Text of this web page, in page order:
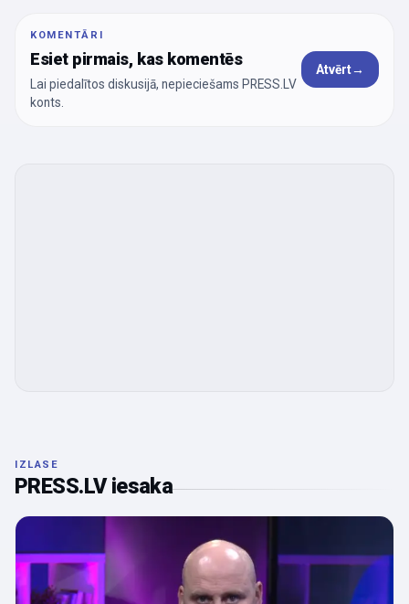
KOMENTĀRI
Esiet pirmais, kas komentēs
Lai piedalītos diskusijā, nepieciešams PRESS.LV
konts.
Atvērt→
IZLASE
PRESS.LV iesaka